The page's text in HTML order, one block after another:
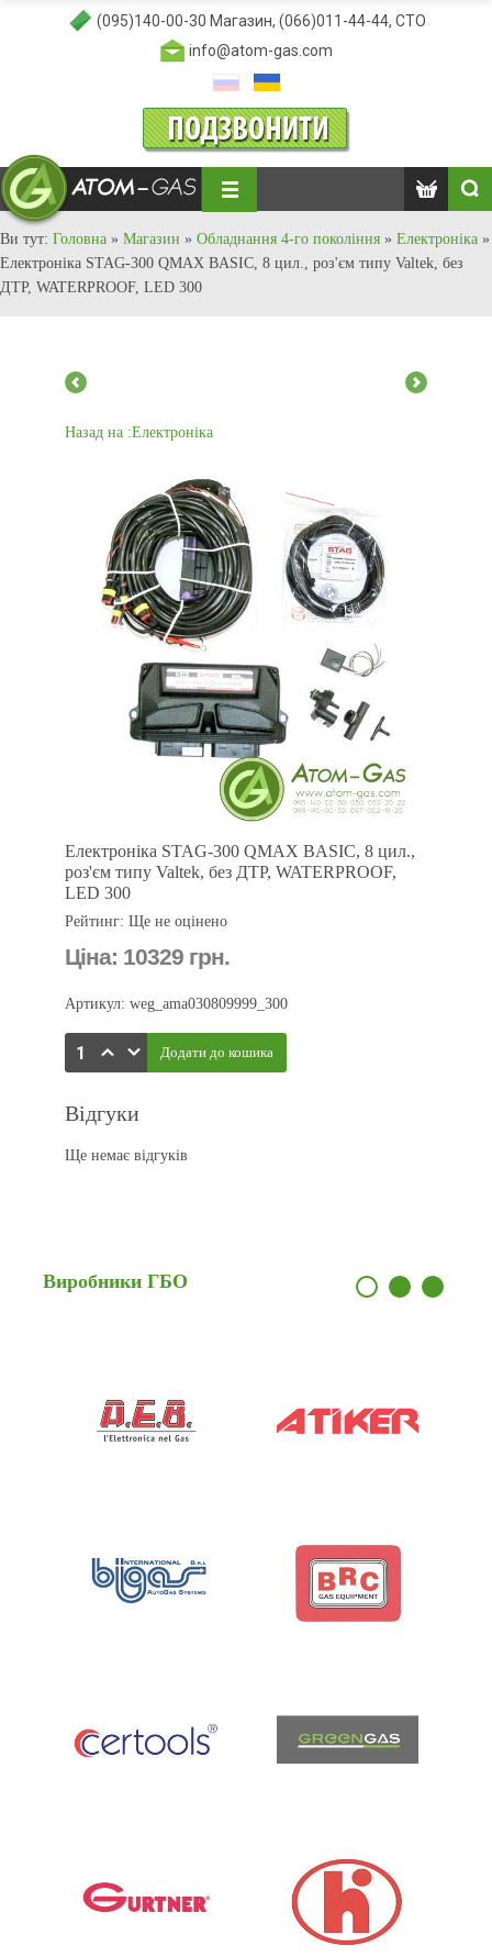
(095)140-00-30 Магазин, (066)011-44-44, СТО
info@atom-gas.com
Ви тут: Головна » Магазин » Обладнання 4-го покоління » Електроніка »
Електроніка STAG-300 QMAX BASIC, 8 цил., роз'єм типу Valtek, без
ДТР, WATERPROOF, LED 300
Назад на :Електроніка
Електроніка STAG-300 QMAX BASIC, 8 цил.,
роз'єм типу Valtek, без ДТР, WATERPROOF,
LED 300
Рейтинг: Ще не оцінено
Ціна: 10329 грн.
Артикул: weg_ama030809999_300
Відгуки
Ще немає відгуків
Виробники ГБО